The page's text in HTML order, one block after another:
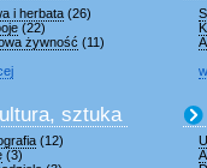
i herbata (26)
(22)
żywność (11)
sztuka
(12)
(3)